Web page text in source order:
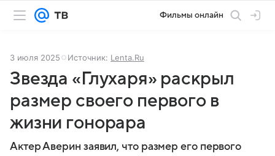
Фильмы онлайн
3 июля 2025 Источник: Lenta.Ru
Звезда «Глухаря» раскрыл
размер своего первого в
жизни гонорара
Актер Аверин заявил, что размер его первого